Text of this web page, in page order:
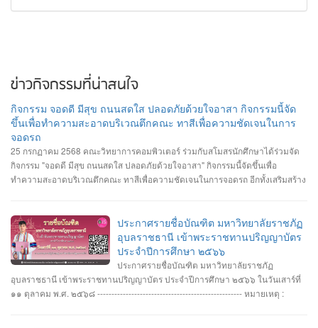
ข่าวกิจกรรมที่น่าสนใจ
กิจกรรม จอดดี มีสุข ถนนสดใส ปลอดภัยด้วยใจอาสา กิจกรรมนี้จัด
ขึ้นเพื่อทำความสะอาดบริเวณตึกคณะ ทาสีเพื่อความชัดเจนในการ
จอดรถ
25 กรกฏาคม 2568 คณะวิทยาการคอมพิวเตอร์ ร่วมกับสโมสรนักศึกษาได้ร่วมจัด
กิจกรรม "จอดดี มีสุข ถนนสดใส ปลอดภัยด้วยใจอาสา" กิจกรรมนี้จัดขึ้นเพื่อ
ทำความสะอาดบริเวณตึกคณะ ทาสีเพื่อความชัดเจนในการจอดรถ อีกทั้งเสริมสร้าง
ประกาศรายชื่อบัณฑิต มหาวิทยาลัยราชภัฏ
อุบลราชธานี เข้าพระราชทานปริญญาบัตร
ประจำปีการศึกษา ๒๕๖๖
ประกาศรายชื่อบัณฑิต มหาวิทยาลัยราชภัฏ
อุบลราชธานี เข้าพระราชทานปริญญาบัตร ประจำปีการศึกษา ๒๕๖๖ ในวันเสาร์ที่
๑๑ ตุลาคม พ.ศ. ๒๕๖๘ --------------------------------------------------- หมายเหตุ :